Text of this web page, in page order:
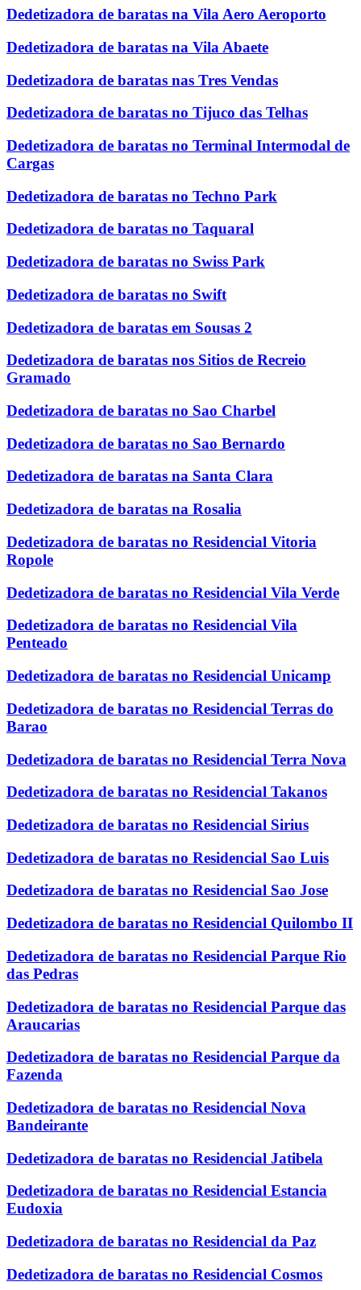
Dedetizadora de baratas na Vila Aero Aeroporto
Dedetizadora de baratas na Vila Abaete
Dedetizadora de baratas nas Tres Vendas
Dedetizadora de baratas no Tijuco das Telhas
Dedetizadora de baratas no Terminal Intermodal de
Cargas
Dedetizadora de baratas no Techno Park
Dedetizadora de baratas no Taquaral
Dedetizadora de baratas no Swiss Park
Dedetizadora de baratas no Swift
Dedetizadora de baratas em Sousas 2
Dedetizadora de baratas nos Sitios de Recreio
Gramado
Dedetizadora de baratas no Sao Charbel
Dedetizadora de baratas no Sao Bernardo
Dedetizadora de baratas na Santa Clara
Dedetizadora de baratas na Rosalia
Dedetizadora de baratas no Residencial Vitoria
Ropole
Dedetizadora de baratas no Residencial Vila Verde
Dedetizadora de baratas no Residencial Vila
Penteado
Dedetizadora de baratas no Residencial Unicamp
Dedetizadora de baratas no Residencial Terras do
Barao
Dedetizadora de baratas no Residencial Terra Nova
Dedetizadora de baratas no Residencial Takanos
Dedetizadora de baratas no Residencial Sirius
Dedetizadora de baratas no Residencial Sao Luis
Dedetizadora de baratas no Residencial Sao Jose
Dedetizadora de baratas no Residencial Quilombo II
Dedetizadora de baratas no Residencial Parque Rio
das Pedras
Dedetizadora de baratas no Residencial Parque das
Araucarias
Dedetizadora de baratas no Residencial Parque da
Fazenda
Dedetizadora de baratas no Residencial Nova
Bandeirante
Dedetizadora de baratas no Residencial Jatibela
Dedetizadora de baratas no Residencial Estancia
Eudoxia
Dedetizadora de baratas no Residencial da Paz
Dedetizadora de baratas no Residencial Cosmos